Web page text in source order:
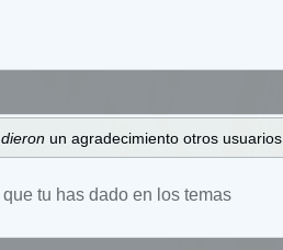
un agradecimiento otros usuarios.
tu has dado en los temas